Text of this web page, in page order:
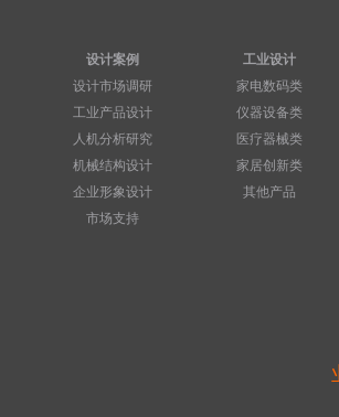
设计案例
工业设计
设计市场调研
家电数码类
工业产品设计
仪器设备类
人机分析研究
医疗器械类
机械结构设计
家居创新类
企业形象设计
其他产品
市场支持